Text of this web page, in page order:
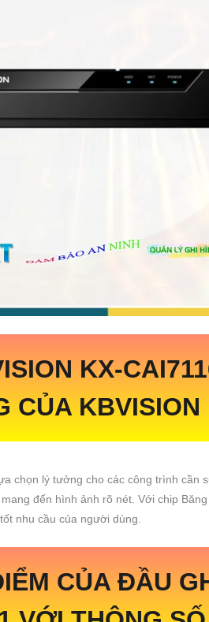
KX-
CỦA KBVISION
chọn lý tưởng cho các công trình cần
đến hình ảnh rõ nét. Với chip
nhu cầu của người dùng.
CỦA ĐẦU